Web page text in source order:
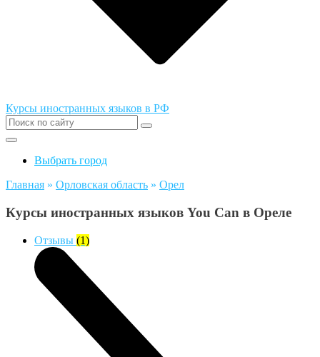
Курсы иностранных языков в РФ
Выбрать город
Главная » Орловская область » Орел
Курсы иностранных языков You Can в Ореле
Отзывы (1)